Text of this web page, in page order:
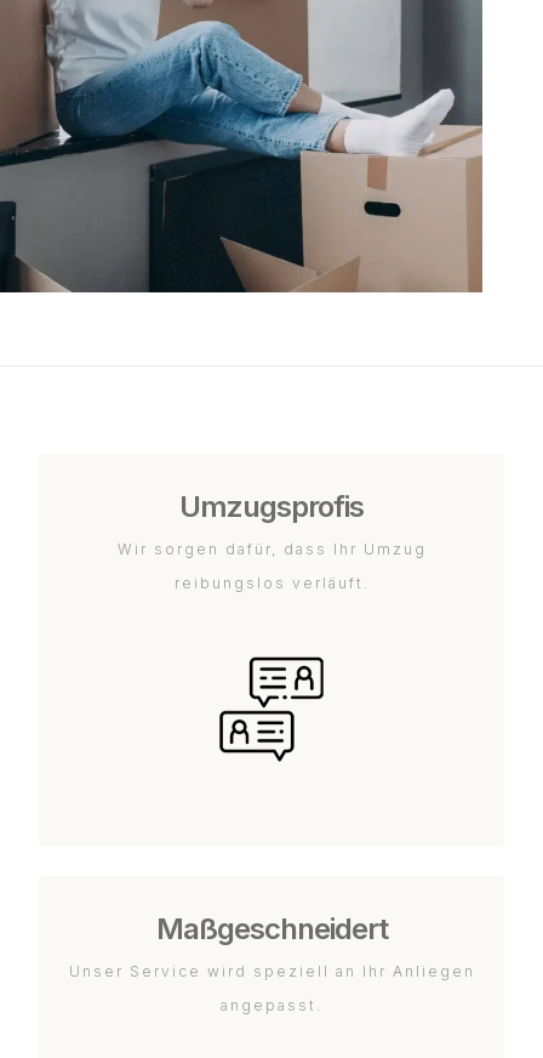
Umzugsprofis
Wir sorgen dafür, dass Ihr Umzug
reibungslos verläuft.
Maßgeschneidert
Unser Service wird speziell an Ihr Anliegen
angepasst.